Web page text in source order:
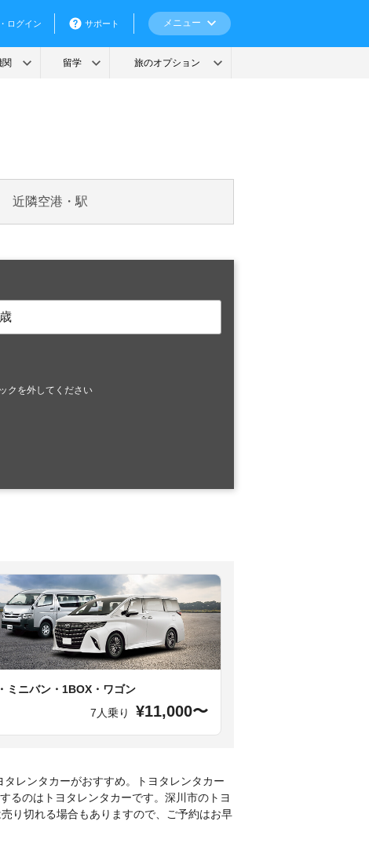
近隣空港・駅
クを外してください
ミニバン・1BOX・ワゴン
7人乗り
¥11,000〜
レンタカーがおすすめ。トヨタレンタカー
るのはトヨタレンタカーです。深川市のトヨ
り切れる場合もありますので、ご予約はお早